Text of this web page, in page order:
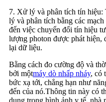
7. Xử lý và phân tích tín
lý và phân tích bằng các
đến việc chuyển đổi tín hiệu
lượng photon được phát hiện,
lại dữ liệu.
Bằng cách đo cường độ và
bởi mộtmáy dò nhấp nháy, có
bức xạ tới, chẳng hạn như
đến của nó.Thông tin này có
dụng trong hình ảnh y tế, nhà